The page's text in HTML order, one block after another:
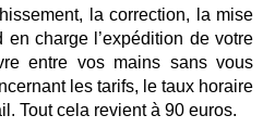
la correction, la mise
charge l’expédition de votre
entre vos mains sans vous
les tarifs, le taux horaire
Tout cela revient à 90 euros.